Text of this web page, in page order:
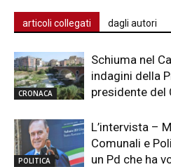
articoli collegati dagli autori
CRONACA
Schiuma nel
indagini della
presidente del
POLITICA
L’intervista –
Comunali e
un Pd che ha